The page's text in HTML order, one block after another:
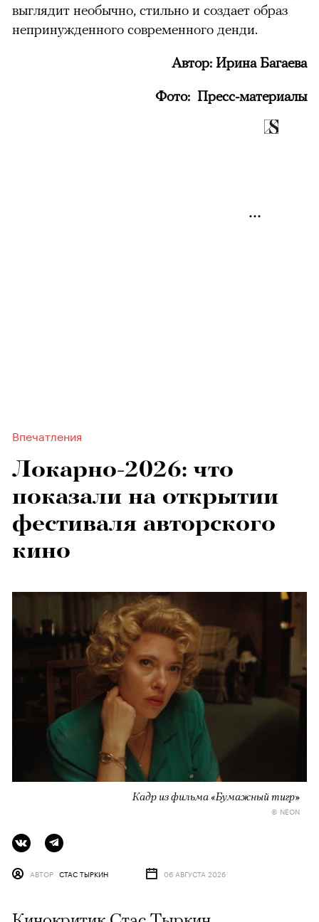
выглядит необычно, стильно и создает образ
непринужденного современного денди.
Автор: Ирина Багаева
Фото: Пресс-материалы
Впечатления
Локарно-2026: что
показали на открытии
фестиваля авторского
кино
Кадр из фильма «Бумажный тигр»
© NEON
АВТОР СТАС ТЫРКИН 06 АВГУСТА 2026